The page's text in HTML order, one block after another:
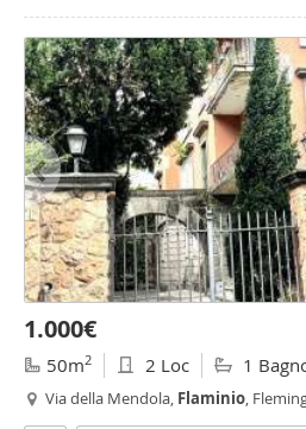
1.000€
50m2 2 Loc 1
Via della Mendola, Flaminio,